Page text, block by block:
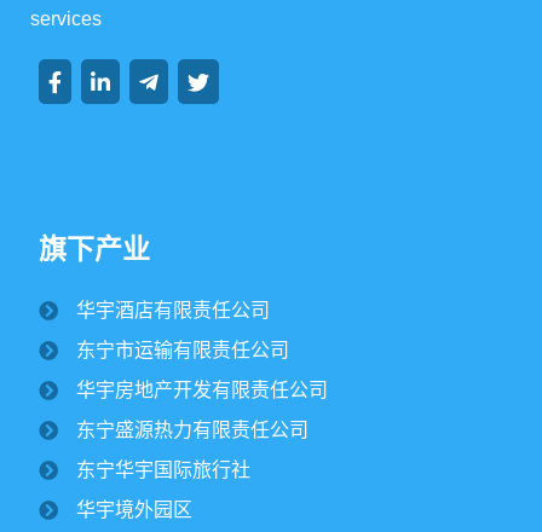
纪文楠董事长赴境外园区视察大豆收割工作
丰收季。10月15日，华宇集团董事长纪文楠赴境外园区视察农
作物收割工作。集团党委书记姜扬、副总经理才东...
services
旗下产业
华宇酒店有限责任公司
东宁市运输有限责任公司
华宇房地产开发有限责任公司
东宁盛源热力有限责任公司
东宁华宇国际旅行社
华宇境外园区